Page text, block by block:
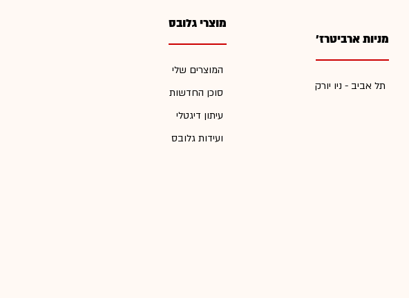
מניות ארביטרז'
תל אביב - ניו יורק
מוצרי גלובס
המוצרים שלי
סוכן החדשות
עיתון דיגטלי
ועידות גלובס